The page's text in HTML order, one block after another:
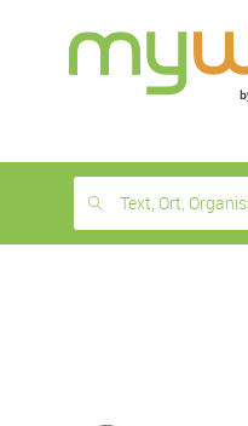
month
free
Text, Ort,